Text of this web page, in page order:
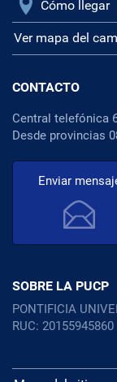
Cómo llegar
Ver mapa del
CONTACTO
Central telefónica
Desde provincias
Enviar
SOBRE LA PUCP
PONTIFICIA
RUC: 20155945860